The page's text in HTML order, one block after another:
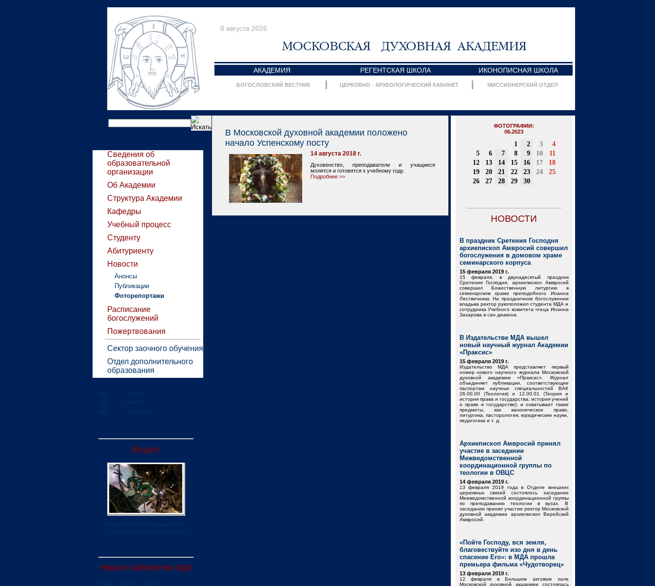
8 августа 2026
АКАДЕМИЯ РЕГЕНТСКАЯ ШКОЛА ИКОНОПИСНАЯ ШКОЛА
БОГОСЛОВСКИЙ ВЕСТНИК ЦЕРКОВНО - АРХЕОЛОГИЧЕСКИЙ КАБИНЕТ МИССИОНЕРСКИЙ ОТДЕЛ
Сведения об
образовательной
организации
Об Академии
Структура Академии
Кафедры
Учебный процесс
Студенту
Абитуриенту
Новости
Анонсы
Публикации
Фоторепортажи
Расписание
богослужений
Пожертвования
Сектор заочного обучения
Отдел дополнительного
образования
Видео
Новое в библиотеке МДА
В Московской духовной академии положено
начало Успенскому посту
14 августа 2018 г.
Духовенство, преподаватели и учащиеся
молятся и готовятся к учебному году.
Подробнее >>
ФОТОГРАФИИ:
06.2023
1 2 3
4
5
6 7 8 9 10
11
12
13 14 15 16 17
18
19
20 21 22 23 24
25
26
27 28 29 30
НОВОСТИ
В праздник Сретения Господня
архиепископ Амвросий совершил
богослужения в домовом храме
семинарского корпуса
15 февраля 2019 г.
15 февраля, в двунадесятый праздник
Сретения Господня, архиепископ Амвросий
совершил Божественную литургию в
семинарском храме преподобного Иоанна
Лествичника. На праздничном богослужении
владыка ректор рукоположил студента МДА и
сотрудника Учебного комитета чтеца Иоанна
Захарова в сан диакона.
В Издательстве МДА вышел
новый научный журнал Академии
«Праксис»
15 февраля 2019 г.
Издательство МДА представляет первый
номер нового научного журнала Московской
духовной академии «Праксис». Журнал
объединяет публикации, соответствующие
паспортам научных специальностей ВАК
26.00.00 (Теология) и 12.00.01 (Теория и
история права и государства; история учений
о праве и государстве), и охватывает такие
предметы, как каноническое право,
литургика, пасторология, юридические науки,
педагогика и т. д.
Архиепископ Амвросий принял
участие в заседании
Межведомственной
координационной группы по
теологии в ОВЦС
14 февраля 2019 г.
13 февраля 2019 года в Отделе внешних
церковных связей состоялось заседание
Межведомственной координационной группы
по преподаванию теологии в вузах. В
заседании принял участие ректор Московской
духовной академии архиепископ Верейский
Амвросий.
«Пойте Господу, вся земля,
благовествуйте изо дня в день
спасение Его»: в МДА прошла
премьера фильма «Чудотворец»
13 февраля 2019 г.
12 февраля в Большом актовом зале
Московской духовной академии состоялась